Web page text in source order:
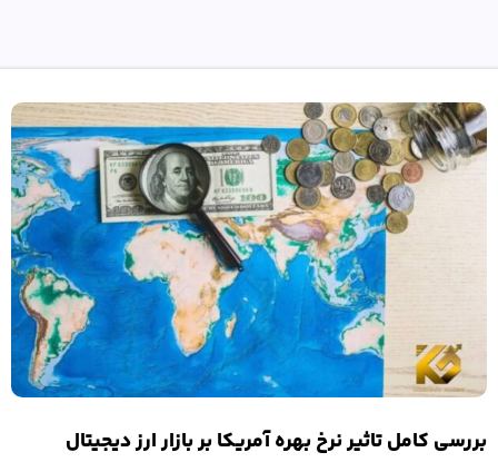
بررسی کامل تاثیر نرخ بهره آمریکا بر بازار ارز دیجیتال